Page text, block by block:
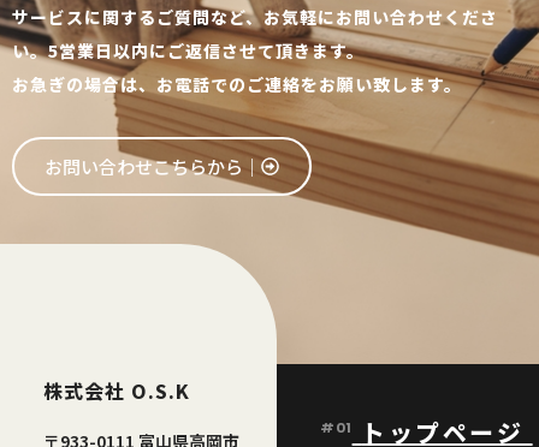
サービスに関するご質問など、お気軽にお問い合わせくださ
い。5営業日以内にご返信させて頂きます。
お急ぎの場合は、お電話でのご連絡をお願い致します。
お問い合わせこちらから│
株式会社 O.S.K
〒933-0111 富山県高岡市
#01 トップページ